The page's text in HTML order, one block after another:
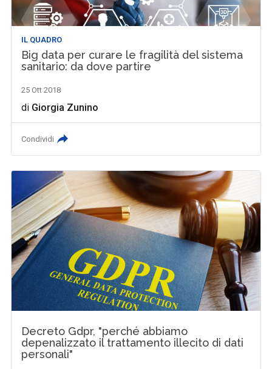
IL QUADRO
Big data per curare le fragilità del sistema
sanitario: da dove partire
25 Ott 2018
di Giorgia Zunino
Condividi
Decreto Gdpr, "perché abbiamo
depenalizzato il trattamento illecito di dati
personali"